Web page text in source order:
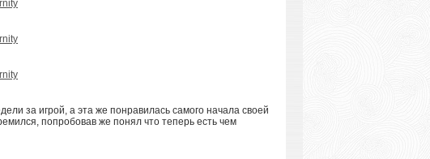
за игрой, а эта же понравилась самого начала своей
попробовав же понял что теперь есть чем